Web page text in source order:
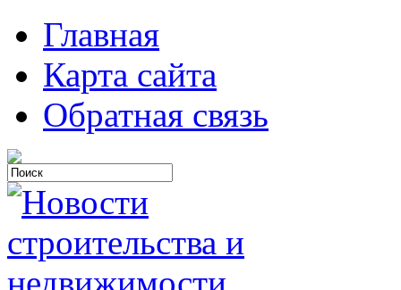
Главная
Карта сайта
Обратная связь